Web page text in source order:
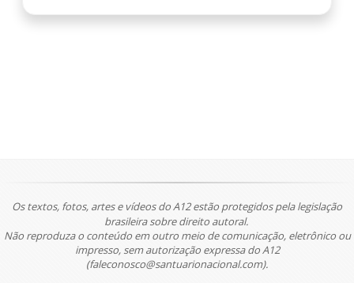
Os textos, fotos, artes e vídeos do A12 estão protegidos pela legislação
brasileira sobre direito autoral.
Não reproduza o conteúdo em outro meio de comunicação, eletrônico ou
impresso, sem autorização expressa do A12
(faleconosco@santuarionacional.com).